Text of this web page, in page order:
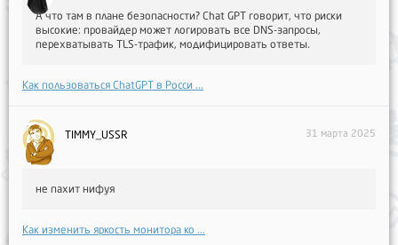
А что там в плане безопасности? Chat GPT говорит, что риски
высокие: провайдер может логировать все DNS-запросы,
перехватывать TLS-трафик, модифицировать ответы.
Как пользоваться ChatGPT в Росси ...
TIMMY_USSR 31 марта 2025
не пахит нифуя
Как изменить яркость монитора ко ...